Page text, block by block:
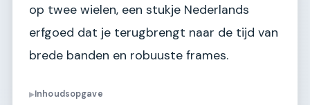
op twee wielen, een stukje Nederlands
erfgoed dat je terugbrengt naar de tijd van
brede banden en robuuste frames.
▶Inhoudsopgave